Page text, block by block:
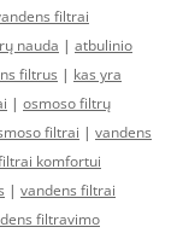
filtrai
nauda | atbulinio
filtrus | kas yra
| osmoso filtrų
filtrai | vandens
komfortui
| vandens filtrai
filtravimo